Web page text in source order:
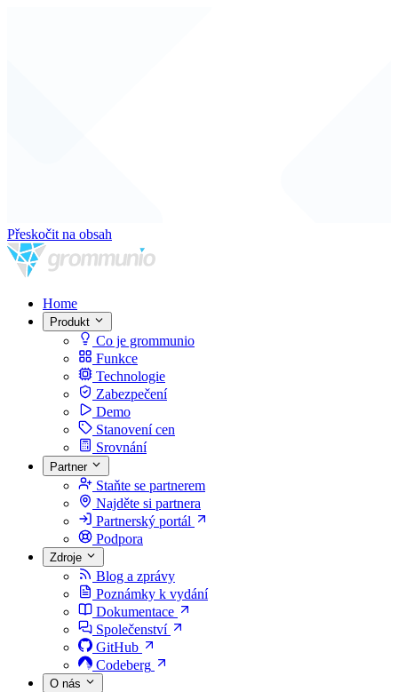
Přeskočit na obsah
Home
Produkt
Co je grommunio
Funkce
Technologie
Zabezpečení
Demo
Stanovení cen
Srovnání
Partner
Staňte se partnerem
Najděte si partnera
Partnerský portál
Podpora
Zdroje
Blog a zprávy
Poznámky k vydání
Dokumentace
Společenství
GitHub
Codeberg
O nás